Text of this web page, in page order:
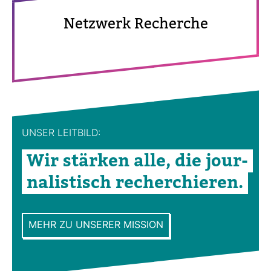
Netz­werk Recherche
UNSER LEIT­BILD:
Wir stärken alle, die jour­
na­lis­tisch recher­chieren.
MEHR ZU UNSERER MISSION